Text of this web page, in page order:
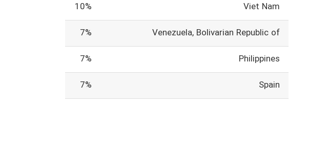
Viet Nam
10%
Venezuela, Bolivarian Republic of
7%
Philippines
7%
Spain
7%